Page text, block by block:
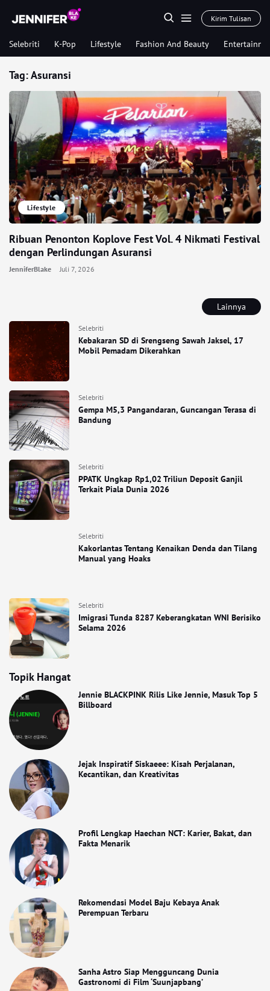
Kirim Tulisan
Selebriti K-Pop Lifestyle Fashion And Beauty
Lainnya
Selebriti
Kebakaran SD di Srengseng Sawah Jaksel, 17
Mobil Pemadam Dikerahkan
Selebriti
Gempa M5,3 Pangandaran, Guncangan Terasa di
Bandung
Selebriti
PPATK Ungkap Rp1,02 Triliun Deposit Ganjil
Terkait Piala Dunia 2026
Selebriti
Kakorlantas Tentang Kenaikan Denda dan Tilang
Manual yang Hoaks
Selebriti
Imigrasi Tunda 8287 Keberangkatan WNI Berisiko
Selama 2026
Topik Hangat
Jennie BLACKPINK Rilis Like Jennie, Masuk Top 5
Billboard
Jejak Inspiratif Siskaeee: Kisah Perjalanan,
Kecantikan, dan Kreativitas
Profil Lengkap Haechan NCT: Karier, Bakat, dan
Fakta Menarik
Rekomendasi Model Baju Kebaya Anak
Perempuan Terbaru
Sanha Astro Siap Mengguncang Dunia
Gastronomi di Film ‘Suunjapbang’
Tag:Asuransi
Lifestyle
Ribuan Penonton Koplove Fest Vol. 4 Nikmati Festival
dengan Perlindungan Asuransi
JenniferBlake Juli 7, 2026